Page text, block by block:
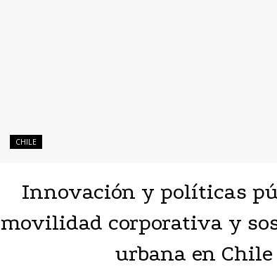
CHILE
Innovación y políticas
movilidad corporativa y
urbana en Chile